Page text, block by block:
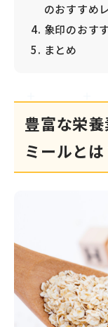
のおすすめ
象印のおす
まとめ
豊富な栄
ミールとは